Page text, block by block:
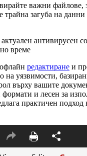
важни файлове,
трайна загуба на
антивирусен
време
редактиране и
на уязвимости,
върху вашите
и лесен за
практичен